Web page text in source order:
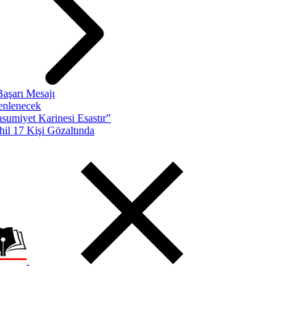
Mesajı
Karinesi Esastır”
17 Kişi Gözaltında